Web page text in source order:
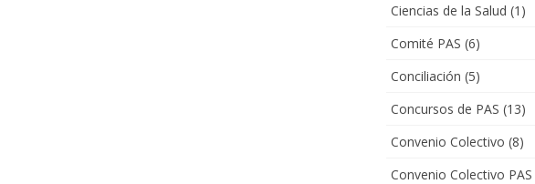
Ciencias de la Salud (1)
Comité PAS (6)
Conciliación (5)
Concursos de PAS (13)
Convenio Colectivo (8)
Convenio Colectivo PAS